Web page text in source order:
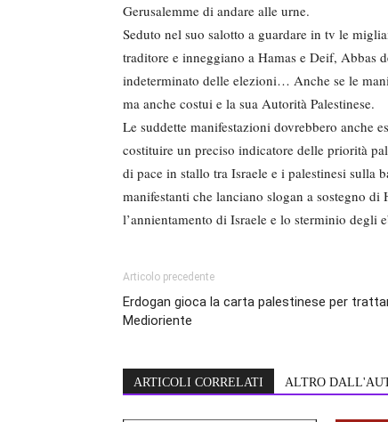
Gerusalemme di andare alle urne.
Seduto nel suo salotto a guardare in tv le
traditore e inneggiano a Hamas e Deif, Abbas
indeterminato delle elezioni… Anche se le
ma anche costui e la sua Autorità Palestinese.
Le suddette manifestazioni dovrebbero anche
costituire un preciso indicatore delle priorità
di pace in stallo tra Israele e i palestinesi sulla
manifestanti che lanciano slogan a sostegno
l’annientamento di Israele e lo sterminio degli
Articolo precedente
Erdogan gioca la carta palestinese per
Medioriente
ARTICOLI CORRELATI ALTRO